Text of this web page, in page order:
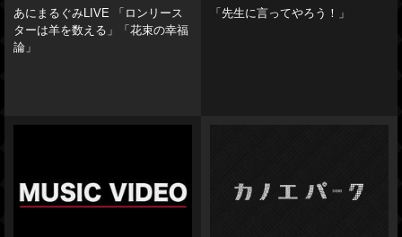
あにまるぐみLIVE 「ロンリース
ターは羊を数える」「花束の幸福
論」
「先生に言ってやろう！」